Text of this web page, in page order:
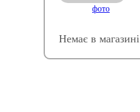
Немає в магазині